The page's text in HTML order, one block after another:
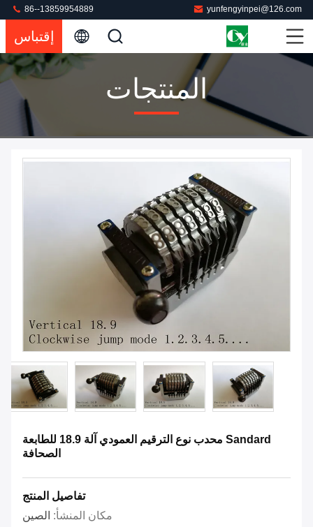
yunfengyinpei@126.com
86--13859954889
إقتباس
المنتجات
Sandard محدب نوع الترقيم العمودي آلة 18.9 للطابعة
الصحافة
تفاصيل المنتج
مكان المنشأ: الصين